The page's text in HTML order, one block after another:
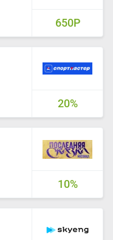
650Р
20%
10%